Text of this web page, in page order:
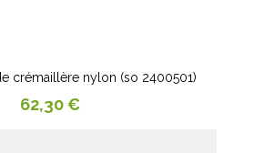
crémaillère nylon (so 2400501)
Prix
62,30 €